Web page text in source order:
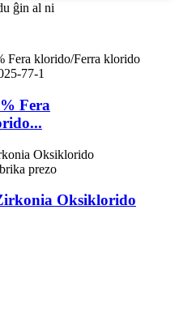
ĝin al ni
Fera
Oksiklorido